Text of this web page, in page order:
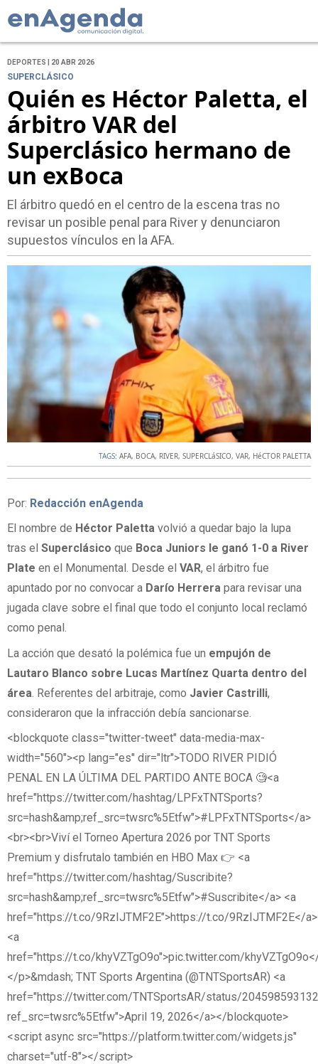
DEPORTES | 20 ABR 2026
SUPERCLÁSICO
Quién es Héctor Paletta, el
árbitro VAR del
Superclásico hermano de
un exBoca
El árbitro quedó en el centro de la escena tras no
revisar un posible penal para River y denunciaron
supuestos vínculos en la AFA.
TAGS: AFA, BOCA, RIVER, SUPERCLáSICO, VAR, HéCTOR PALETTA
Por: Redacción enAgenda
El nombre de Héctor Paletta volvió a quedar bajo la lupa
tras el Superclásico que Boca Juniors le ganó 1-0 a River
Plate en el Monumental. Desde el VAR, el árbitro fue
apuntado por no convocar a Darío Herrera para revisar una
jugada clave sobre el final que todo el conjunto local reclamó
como penal.
La acción que desató la polémica fue un empujón de
Lautaro Blanco sobre Lucas Martínez Quarta dentro del
área . Referentes del arbitraje, como Javier Castrilli,
consideraron que la infracción debía sancionarse.
<blockquote class="twitter-tweet" data-media-max-
width="560"><p lang="es" dir="ltr">TODO RIVER PIDIÓ
PENAL EN LA ÚLTIMA DEL PARTIDO ANTE BOCA 🧐<a
href="https://twitter.com/hashtag/LPFxTNTSports?
src=hash&amp;ref_src=twsrc%5Etfw">#LPFxTNTSports</a>
<br><br>Viví el Torneo Apertura 2026 por TNT Sports
Premium y disfrutalo también en HBO Max 👉 <a
href="https://twitter.com/hashtag/Suscribite?
src=hash&amp;ref_src=twsrc%5Etfw">#Suscribite</a> <a
href="https://t.co/9RzIJTMF2E">https://t.co/9RzIJTMF2E</a>
<a
href="https://t.co/khyVZTgO9o">pic.twitter.com/
</p>&mdash; TNT Sports Argentina (@TNTSportsAR) <a
href="https://twitter.com/TNTSportsAR/status/
ref_src=twsrc%5Etfw">April 19, 2026</a></blockquote>
<script async src="https://platform.twitter.com/widgets.js"
charset="utf-8"></script>